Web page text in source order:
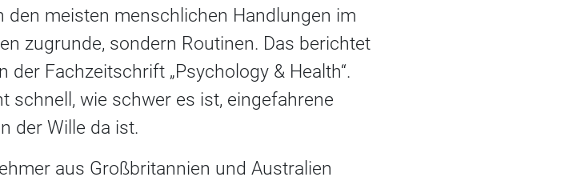
den meisten menschlichen Handlungen im
zugrunde, sondern Routinen. Das berichtet
Fachzeitschrift „Psychology & Health“.
schnell, wie schwer es ist, eingefahrene
der Wille da ist.
aus Großbritannien und Australien